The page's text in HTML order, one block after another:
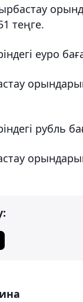
теңге.
еуро
рубль